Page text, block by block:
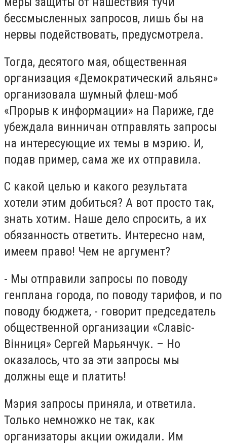
бессмысленных запросов, лишь бы на
нервы подействовать, предусмотрела.
Тогда, десятого мая, общественная
организация «Демократический альянс»
организовала шумный флеш-моб
«Прорыв к информации» на Париже, где
убеждала винничан отправлять запросы
на интересующие их темы в мэрию. И,
подав пример, сама же их отправила.
С какой целью и какого результата
хотели этим добиться? А вот просто так,
знать хотим. Наше дело спросить, а их
обязанность ответить. Интересно нам,
имеем право! Чем не аргумент?
- Мы отправили запросы по поводу
генплана города, по поводу тарифов, и по
поводу бюджета, - говорит председатель
общественной организации «Славіс-
Вінниця» Сергей Марьянчук. – Но
оказалось, что за эти запросы мы
должны еще и платить!
Мэрия запросы приняла, и ответила.
Только немножко не так, как
организаторы акции ожидали. Им